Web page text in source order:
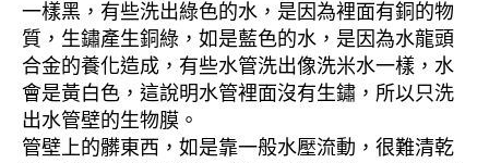
一樣黑，有些洗出綠色的水，是因為裡面有銅的物
質，生鏽產生銅綠，如是藍色的水，是因為水龍頭
合金的養化造成，有些水管洗出像洗米水一樣，水
會是黃白色，這說明水管裡面沒有生鏽，所以只洗
出水管壁的生物膜。
管壁上的髒東西，如是靠一般水壓流動，很難清乾